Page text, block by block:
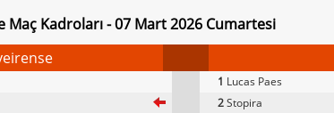
Maç Kadroları - 07 Mart 2026 Cumartesi
1 Lucas Paes
2Stopira